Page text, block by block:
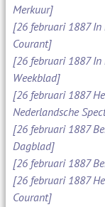
Merkuur]
[26 februari 1887
Courant]
[26 februari 1887
Weekblad]
[26 februari 1887
Nederlandsche
[26 februari 1887
Dagblad]
[26 februari 1887
[26 februari 1887
Courant]